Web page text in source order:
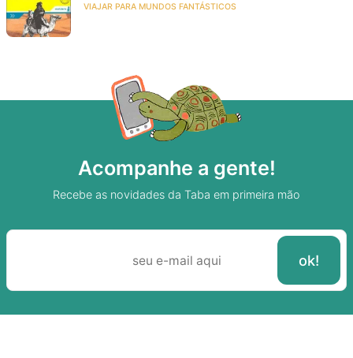
VIAJAR PARA MUNDOS FANTÁSTICOS
Acompanhe a gente!
Recebe as novidades da Taba em primeira mão